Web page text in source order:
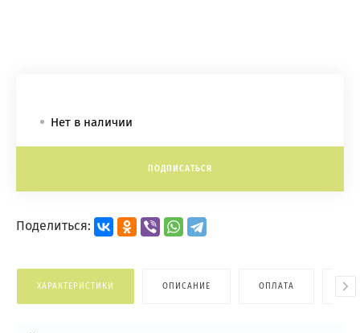
Нет в наличии
ПОДПИСАТЬСЯ
Поделиться:
ХАРАКТЕРИСТИКИ ОПИСАНИЕ ОПЛАТА